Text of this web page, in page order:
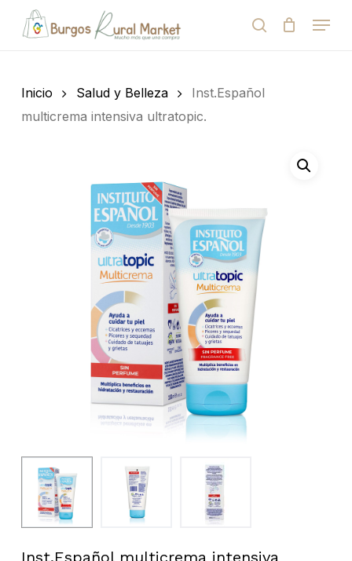
de
search
Menu
Cart
Inicio Salud y Belleza
Inst.Español
multicrema intensiva ultratopic.